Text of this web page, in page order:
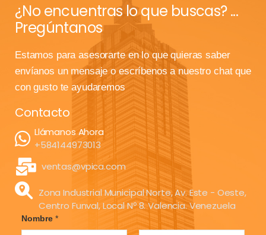
¿No encuentras lo que buscas? ...
Pregúntanos
Estamos para asesorarte en lo que quieras saber
envíanos un mensaje o escríbenos a nuestro chat que
con gusto te ayudaremos
Contacto
Llámanos Ahora
+584144973013
ventas@vpica.com
Zona Industrial Municipal Norte, Av. Este - Oeste,
Centro Funval, Local Nº 8. Valencia. Venezuela
Nombre *